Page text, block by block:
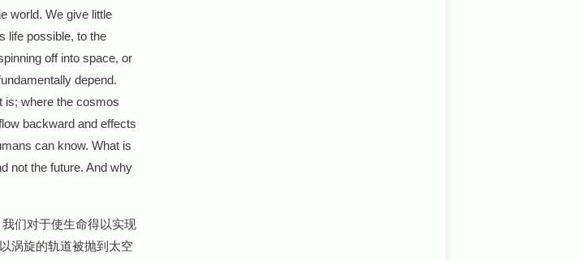
world. We give little
life possible, to the
off into space, or
depend.
is; where the cosmos
backward and effects
can know. What is
not the future. And why
们对于使生命得以实现
涡旋的轨道被抛到太空